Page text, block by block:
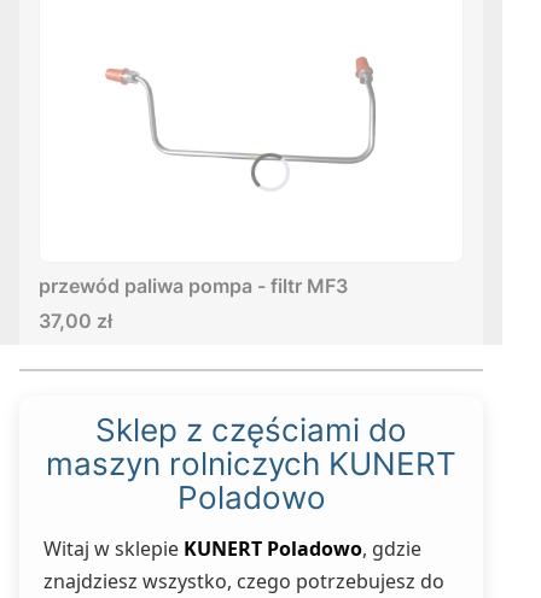
przewód paliwa pompa - filtr MF3
Cena
37,00 zł
Sklep z częściami do
maszyn rolniczych KUNERT
Poladowo
Witaj w sklepie KUNERT Poladowo, gdzie
znajdziesz wszystko, czego potrzebujesz do